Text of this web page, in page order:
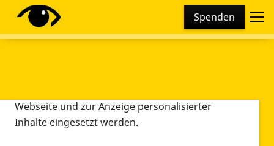
Spenden
Diese Webseite setzt verschiedene Cookies und
Tracking-Tools ein. Dies beinhaltet Cookies und
Webseite und zur Anzeige personalisierter
Inhalte eingesetzt werden.